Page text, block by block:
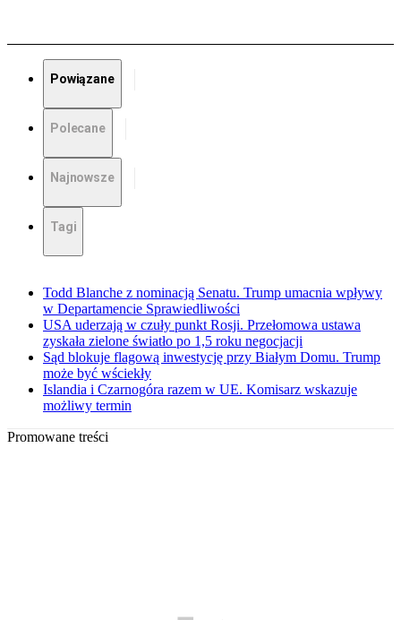
Powiązane
Polecane
Najnowsze
Tagi
Todd Blanche z nominacją Senatu. Trump umacnia wpływy
w Departamencie Sprawiedliwości
USA uderzają w czuły punkt Rosji. Przełomowa ustawa
zyskała zielone światło po 1,5 roku negocjacji
Sąd blokuje flagową inwestycję przy Białym Domu. Trump
może być wściekły
Islandia i Czarnogóra razem w UE. Komisarz wskazuje
możliwy termin
Promowane treści